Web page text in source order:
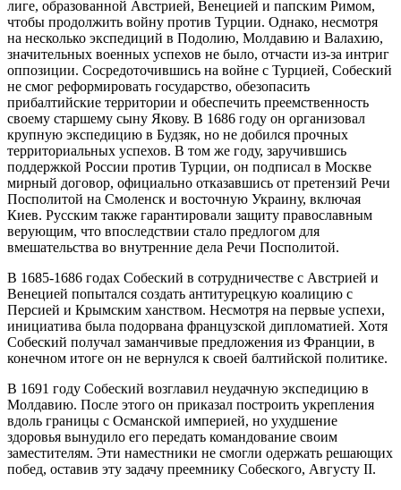
лиге, образованной Австрией, Венецией и папским Римом,
чтобы продолжить войну против Турции. Однако, несмотря
на несколько экспедиций в Подолию, Молдавию и Валахию,
значительных военных успехов не было, отчасти из-за интриг
оппозиции. Сосредоточившись на войне с Турцией, Собеский
не смог реформировать государство, обезопасить
прибалтийские территории и обеспечить преемственность
своему старшему сыну Якову. В 1686 году он организовал
крупную экспедицию в Будзяк, но не добился прочных
территориальных успехов. В том же году, заручившись
поддержкой России против Турции, он подписал в Москве
мирный договор, официально отказавшись от претензий Речи
Посполитой на Смоленск и восточную Украину, включая
Киев. Русским также гарантировали защиту православным
верующим, что впоследствии стало предлогом для
вмешательства во внутренние дела Речи Посполитой.
В 1685-1686 годах Собеский в сотрудничестве с Австрией и
Венецией попытался создать антитурецкую коалицию с
Персией и Крымским ханством. Несмотря на первые успехи,
инициатива была подорвана французской дипломатией. Хотя
Собеский получал заманчивые предложения из Франции, в
конечном итоге он не вернулся к своей балтийской политике.
В 1691 году Собеский возглавил неудачную экспедицию в
Молдавию. После этого он приказал построить укрепления
вдоль границы с Османской империей, но ухудшение
здоровья вынудило его передать командование своим
заместителям. Эти наместники не смогли одержать решающих
побед, оставив эту задачу преемнику Собеского, Августу II.